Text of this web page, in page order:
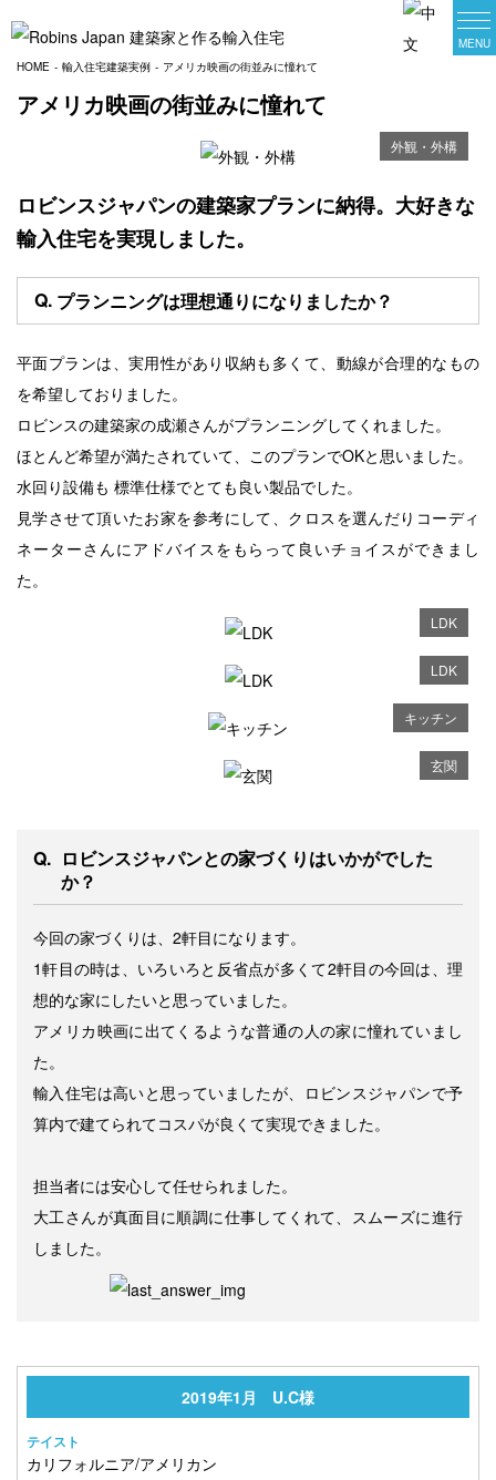
HOME 輸入住宅建築実例 アメリカ映画の街並みに憧れて
アメリカ映画の街並みに憧れて
外観・外構
ロビンスジャパンの建築家プランに納得。大好きな
輸入住宅を実現しました。
プランニングは理想通りになりましたか？
平面プランは、実用性があり収納も多くて、動線が合理的なもの
を希望しておりました。
ロビンスの建築家の成瀬さんがプランニングしてくれました。
ほとんど希望が満たされていて、このプランでOKと思いました。
水回り設備も 標準仕様でとても良い製品でした。
見学させて頂いたお家を参考にして、クロスを選んだりコーディ
ネーターさんにアドバイスをもらって良いチョイスができまし
た。
LDK
LDK
キッチン
玄関
ロビンスジャパンとの家づくりはいかがでした
か？
今回の家づくりは、2軒目になります。
1軒目の時は、いろいろと反省点が多くて2軒目の今回は、理
想的な家にしたいと思っていました。
アメリカ映画に出てくるような普通の人の家に憧れていまし
た。
輸入住宅は高いと思っていましたが、ロビンスジャパンで予
算内で建てられてコスパが良くて実現できました。
担当者には安心して任せられました。
大工さんが真面目に順調に仕事してくれて、スムーズに進行
しました。
2019年1月 U.C様
テイスト
カリフォルニア/アメリカン
英国
ホテルライク
アメリカン
カリフォルニア
インダストリアル
LDK
キッチン
寝室
玄関
洗面・トイレ
外観・外構
ガレージ
階段
31坪～35坪
36坪～40坪
41坪～45坪
46坪～
家づくりの相談
オンライン相談会
輸入住宅建築実例一覧
プラン集一覧
お近くのスタジオ
商品ラインナップ一覧
女性スタッフとつくる家
地域別建築実例
コラム一覧
建築家のご紹介
店舗併用住宅
リノベーション
土地情報